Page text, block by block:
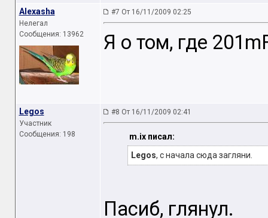
Alexasha
Нелегал
Сообщения: 13962
#7 От 16/11/2009 02:25
Я о том, где
Legos
Участник
Сообщения: 198
#8 От 16/11/2009 02:41
m.ix писал:
Legos, с начала сюда загляни.
Пасиб, глянул.